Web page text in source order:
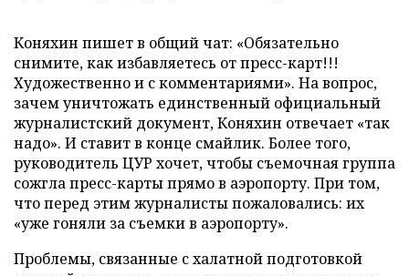
Коняхин пишет в общий чат: «Обязательно
снимите, как избавляетесь от пресс-карт!!!
Художественно и с комментариями». На вопрос,
зачем уничтожать единственный официальный
журналистский документ, Коняхин отвечает «так
надо». И ставит в конце смайлик. Более того,
руководитель ЦУР хочет, чтобы съемочная группа
сожгла пресс-карты прямо в аэропорту. При том,
что перед этим журналисты пожаловались: их
«уже гоняли за съемки в аэропорту».
Проблемы, связанные с халатной подготовкой